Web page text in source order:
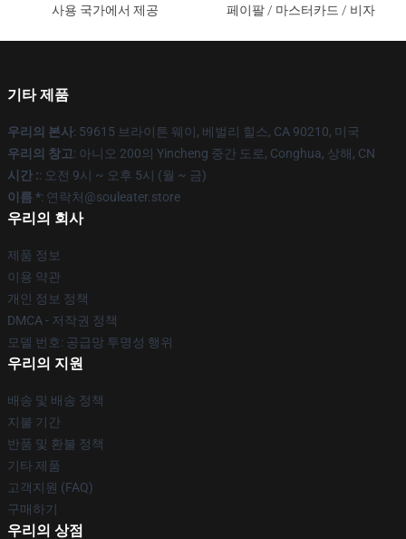
사용 국가에서 제공
페이팔 / 마스터카드 / 비자
기타 제품
우리의 본사: 59615 브라이튼 웨이, 베벌리 힐스, CA 90210, 미국
우리의 창고: 아니오 200의 Yincheng 중간 도로, Conghua, 상해, CN
시간 :: 오전 9시 ~ 오후 5시 (월 ~ 금)
이름 *: 연락처@souleater.store
우리의 회사
제품 정보
이용 약관
개인 정보 정책
DMCA - 저작권 정책
모델 번호: 공급망 투명성 행위
우리의 지원
배송 및 배송 정책
지불 기간
반품 및 환불 정책
기타 제품
고객지원 (FAQ)
구매하기
우리의 상점